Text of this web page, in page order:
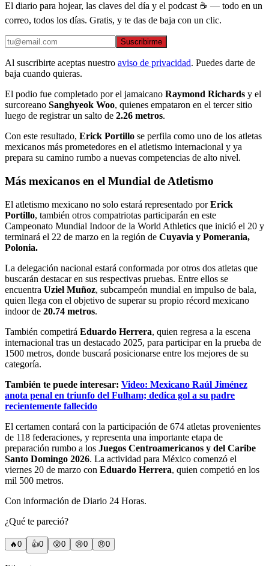
El diario para hojear, las claves del día y el podcast ☕ — todo en un
correo, todos los días. Gratis, y te das de baja con un clic.
Suscribirme
Al suscribirte aceptas nuestro aviso de privacidad. Puedes darte de
baja cuando quieras.
El podio fue completado por el jamaicano Raymond Richards y el
surcoreano Sanghyeok Woo, quienes empataron en el tercer sitio
luego de registrar un salto de 2.26 metros.
Con este resultado, Erick Portillo se perfila como uno de los atletas
mexicanos más prometedores en el atletismo internacional y ya
prepara su camino rumbo a nuevas competencias de alto nivel.
Más mexicanos en el Mundial de Atletismo
El atletismo mexicano no solo estará representado porErick
Portillo, también otros compatriotas participarán en este
Campeonato Mundial Indoor de la World Athletics que inició el 20 y
terminará el 22 de marzo en la región de Cuyavia y Pomerania,
Polonia.
La delegación nacional estará conformada por otros dos atletas que
buscarán destacar en sus respectivas pruebas. Entre ellos se
encuentra Uziel Muñoz, subcampeón mundial en impulso de bala,
quien llega con el objetivo de superar su propio récord mexicano
indoor de 20.74 metros.
También competirá Eduardo Herrera, quien regresa a la escena
internacional tras un destacado 2025, para participar en la prueba de
1500 metros, donde buscará posicionarse entre los mejores de su
categoría.
También te puede interesar: Video: Mexicano Raúl Jiménez
anota penal en triunfo del Fulham; dedica gol a su padre
recientemente fallecido
El certamen contará con la participación de 674 atletas provenientes
de 118 federaciones, y representa una importante etapa de
preparación rumbo a los Juegos Centroamericanos y del Caribe
Santo Domingo 2026. La actividad para México comenzó el
viernes 20 de marzo con Eduardo Herrera, quien competió en los
mil 500 metros.
Con información de Diario 24 Horas.
¿Qué te pareció?
🔥0 👍0 😲0 😢0 😠0